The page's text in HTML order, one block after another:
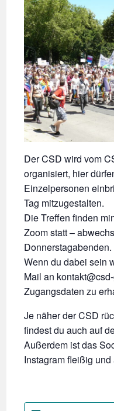
Der CSD wird vom
organisiert, hier
Einzelpersonen
Tag mitzugestalten.
Die Treffen finden
Zoom statt –
Donnerstagabenden.
Wenn du dabei sein
Mail an
Zugangsdaten zu
Je näher der CSD
findest du auch auf
Außerdem ist das
Instagram fleißig